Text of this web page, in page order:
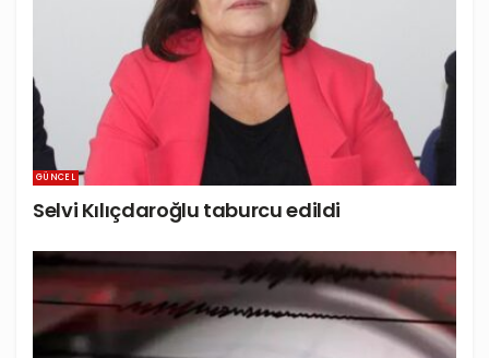
GÜNCEL
Selvi Kılıçdaroğlu taburcu edildi